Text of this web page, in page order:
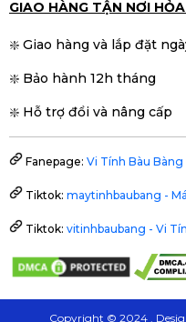
GIAO HÀNG TẬN NƠI
❇️ Giao hàng và lắp đặt
❇️ Bảo hành 12h tháng
❇️ Hỗ trợ đổi và nâng cấp
Fanepage: Vi Tính Bàu Bàng
Tiktok: maytinhbaubang -
Tiktok: vitinhbaubang - Vi
Copyright © 2024 .